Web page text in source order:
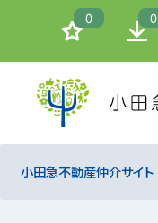
0 0
小田急不動産仲介サイト